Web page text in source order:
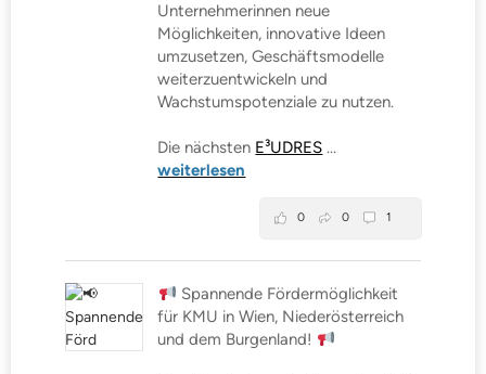
Unternehmerinnen neue
Möglichkeiten, innovative Ideen
umzusetzen, Geschäftsmodelle
weiterzuentwickeln und
Wachstumspotenziale zu nutzen.
Die nächsten E³UDRES ...
weiterlesen
0 0 1
Spannende Fördermöglichkeit
für KMU in Wien, Niederösterreich
und dem Burgenland!